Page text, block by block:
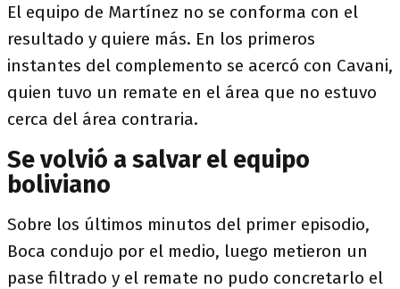
El equipo de Martínez no se conforma con el
resultado y quiere más. En los primeros
instantes del complemento se acercó con Cavani,
quien tuvo un remate en el área que no estuvo
cerca del área contraria.
Se volvió a salvar el equipo
boliviano
Sobre los últimos minutos del primer episodio,
Boca condujo por el medio, luego metieron un
pase filtrado y el remate no pudo concretarlo el